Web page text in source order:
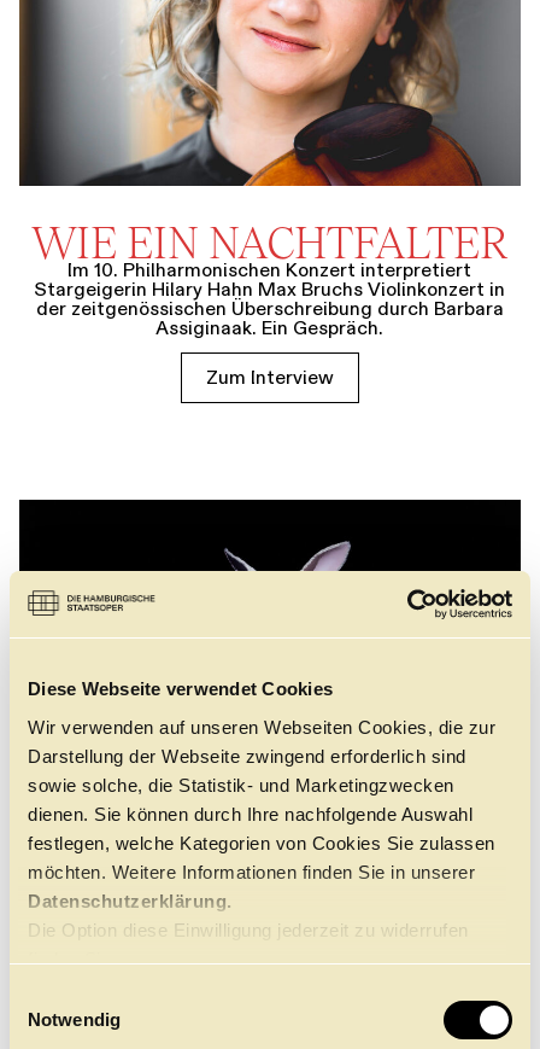
Diese Webseite verwendet Cookies
Wir verwenden auf unseren Webseiten Cookies, die zur
Darstellung der Webseite zwingend erforderlich sind
sowie solche, die Statistik- und Marketingzwecken
dienen. Sie können durch Ihre nachfolgende Auswahl
festlegen, welche Kategorien von Cookies Sie zulassen
möchten. Weitere Informationen finden Sie in unserer
Datenschutzerklärung.
Die Option diese Einwilligung jederzeit zu widerrufen
finden Sie
Notwendig
WIE EIN NACHTFALTER
Im 10. Philharmonischen Konzert interpretiert
Stargeigerin Hilary Hahn Max Bruchs Violinkonzert in
der zeitgenössischen Überschreibung durch Barbara
Assiginaak. Ein Gespräch.
Zum Interview
NDR BEITRAG ZUR
PREMIERE VON
WUNDERLAND